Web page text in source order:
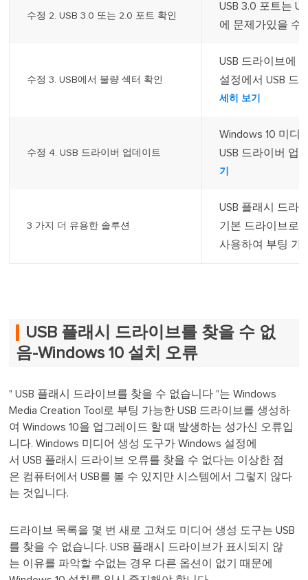
수정 2. USB 3.0 또는 2.0 포트 확인
USB 3.0 포트는
에 문제가있을 수
수정 3. USB에서 불량 섹터 확인
USB 드라이브에
설정에서 USB 드
세히 보기
수정 4. USB 드라이버 업데이트
Windows 10 미디
USB 드라이버 업
기
3 가지 더 유용한 솔루션
USB 플래시 드라
기본 드라이브로
사용하여 부팅 가
USB 플래시 드라이브를 찾을 수 없
음-Windows 10 설치 오류
" USB 플래시 드라이브를 찾을 수 없습니다 "는 Windows
Media Creation Tool로 부팅 가능한 USB 드라이브를 생성하
여 Windows 10을 업그레이드 할 때 발생하는 성가신 오류입
니다. Windows 미디어 생성 도구가 Windows 설정에
서 USB 플래시 드라이브 오류를 찾을 수 없다는 이상한 점
은 컴퓨터에서 USB를 볼 수 있지만 시스템에서 그렇지 않다
는 것입니다.
드라이브 목록을 몇 번 새로 고쳐도 미디어 생성 도구는 USB
를 찾을 수 없습니다. USB 플래시 드라이브가 표시되지 않
는 이유를 파악할 수없는 경우 다른 옵션이 없기 때문에